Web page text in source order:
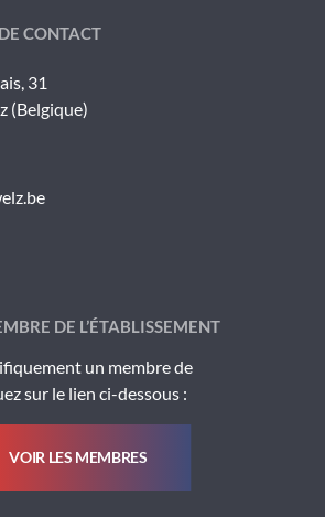
CONTACT
31
(Belgique)
DE L’ÉTABLISSEMENT
un membre de
sur le lien ci-dessous :
VOIR LES MEMBRES